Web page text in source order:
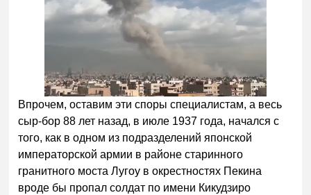
Впрочем, оставим эти споры специалистам, а весь
сыр-бор 88 лет назад, в июле 1937 года, начался с
того, как в одном из подразделений японской
императорской армии в районе старинного
гранитного моста Лугоу в окрестностях Пекина
вроде бы пропал солдат по имени Кикудзиро